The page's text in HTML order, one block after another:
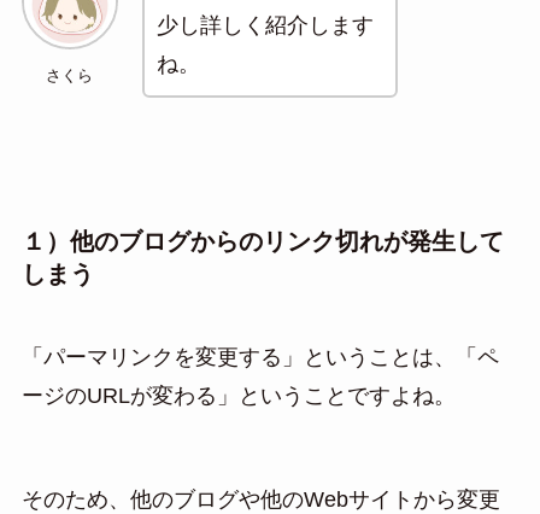
さくら
少し詳しく紹介します
ね。
１）他のブログからのリンク切れが発生して
しまう
「パーマリンクを変更する」ということは、「ペ
ージのURLが変わる」ということですよね。
そのため、他のブログや他のWebサイトから変更